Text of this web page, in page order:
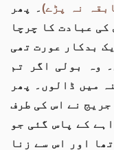
نہ پڑے)۔ پھر
عبادت کا چرچا
بدکار عورت تھی
وہ بولی اگر تم
میں ڈالوں۔ پھر
نے اس کی طرف
کے پاس گئی جو
اور اس سے زنا